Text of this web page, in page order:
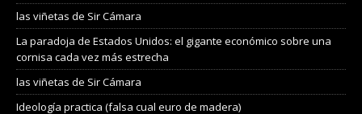
las viñetas de Sir Cámara
La paradoja de Estados Unidos: el gigante económico sobre una
cornisa cada vez más estrecha
las viñetas de Sir Cámara
Ideología practica (falsa cual euro de madera)